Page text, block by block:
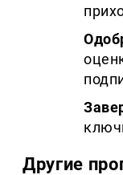
Другие